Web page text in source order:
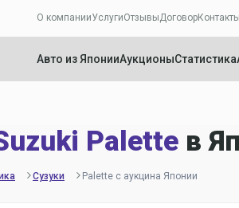
О компанииУслугиОтзывыДоговорКонтакты
Авто из ЯпонииАукционыСтатистика
Palette в
Сузуки Palette с аукцина Японии